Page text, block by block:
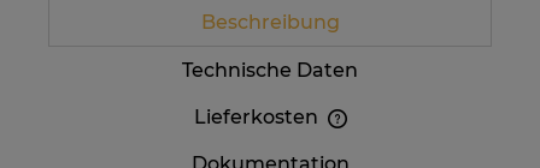
Beschreibung
Technische Daten
Lieferkosten
enthalten. Die Versandkosten können höher